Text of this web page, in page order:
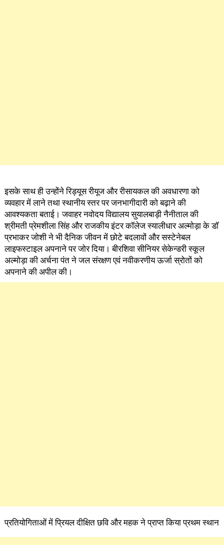
इसके साथ ही उन्होंने रिड्यूस रीयूज और रीसायकल की अवधारणा को
व्यवहार में लाने तथा स्थानीय स्तर पर जनभागीदारी को बढ़ाने की
आवश्यकता बताई। जवाहर नवोदय विद्यालय सुयालबाड़ी नैनीताल की
श्रीमती प्रेमशीला सिंह और राजकीय इंटर कॉलेज स्यालीधार अल्मोड़ा के डॉ
प्रभाकर जोशी ने भी दैनिक जीवन में छोटे बदलावों और सस्टेनेबल
लाइफस्टाइल अपनाने पर जोर दिया। बीरशिवा सीनियर सेकेन्डरी स्कूल
अल्मोड़ा की अर्चना पंत ने जल संरक्षण एवं नवीकरणीय ऊर्जा स्रोतों को
अपनाने की अपील की।
प्रतियोगिताओं में प्रियल दीक्षित छवि और महक ने प्राप्त किया प्रथम स्थान